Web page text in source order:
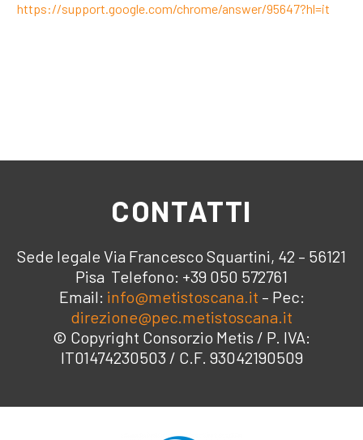
https://support.google.com/chrome/answer/95647?hl=it
CONTATTI
Sede legale Via Francesco Squartini, 42 – 56121
Pisa Telefono: +39 050 572761
Email: info@metistoscana.it – Pec:
direzione@pec.metistoscana.it
© Copyright Consorzio Metis / P. IVA:
IT01474230503 / C.F. 93042190509